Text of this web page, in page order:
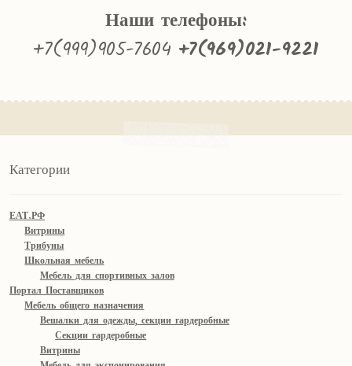
Наши телефоны:
+7(999)905-7604 +7(969)021-9221
Категории
ЕАТ.РФ
Витрины
Трибуны
Школьная мебель
Мебель для спортивных залов
Портал Поставщиков
Мебель общего назначения
Вешалки для одежды, секции гардеробные
Секции гардеробные
Витрины